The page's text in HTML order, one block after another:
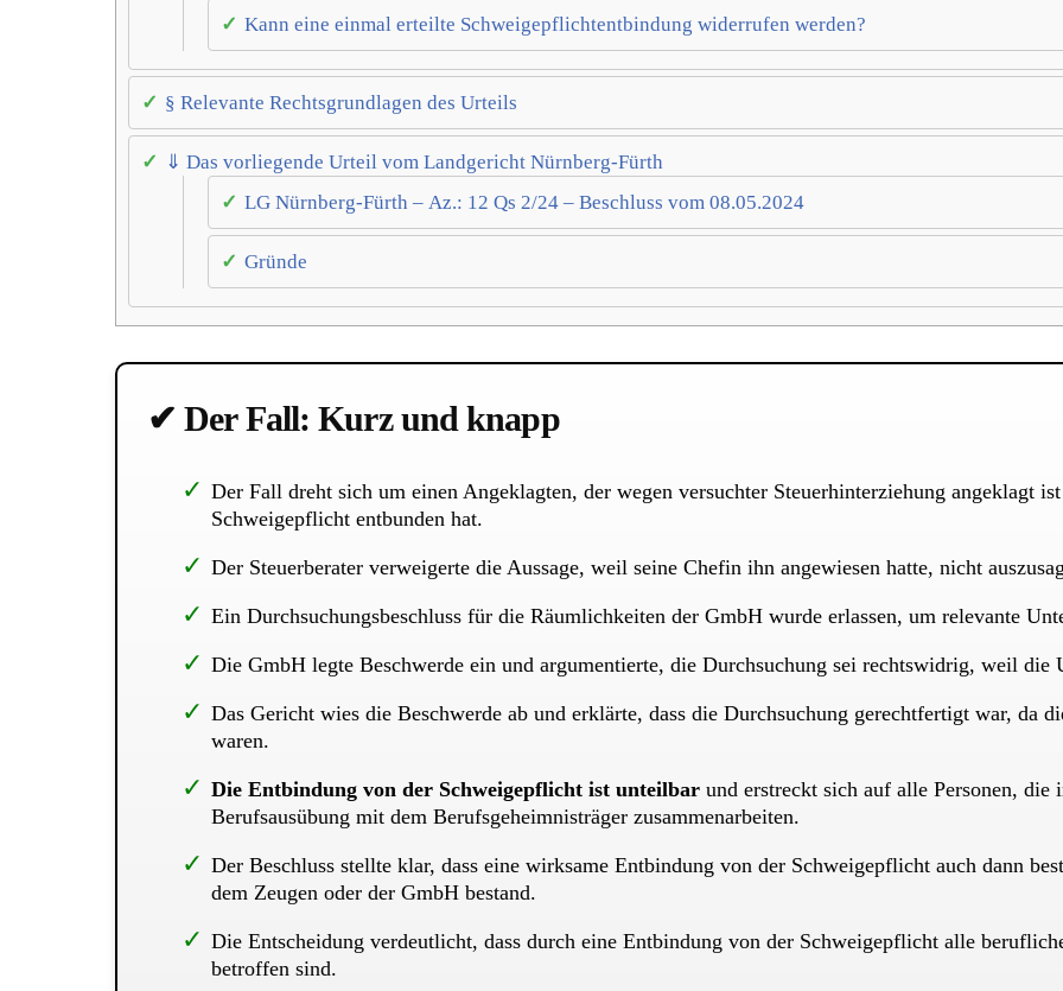
Kann eine einmal erteilte Schweigepflichtentbindung widerrufen werden?
§ Relevante Rechtsgrundlagen des Urteils
⇓ Das vorliegende Urteil vom Landgericht Nürnberg-Fürth
LG Nürnberg-Fürth – Az.: 12 Qs 2/24 – Beschluss vom 08.05.2024
Gründe
✔ Der Fall: Kurz und knapp
Der Fall dreht sich um einen Angeklagten, der wegen versuchter Steuerhinterziehung angeklagt
Schweigepflicht entbunden hat.
Der Steuerberater verweigerte die Aussage, weil seine Chefin ihn angewiesen hatte, nicht
Ein Durchsuchungsbeschluss für die Räumlichkeiten der GmbH wurde erlassen, um relevante
Die GmbH legte Beschwerde ein und argumentierte, die Durchsuchung sei rechtswidrig, weil die
Das Gericht wies die Beschwerde ab und erklärte, dass die Durchsuchung gerechtfertigt war, da
waren.
Die Entbindung von der Schweigepflicht ist unteilbarund erstreckt sich auf alle Personen, die
Berufsausübung mit dem Berufsgeheimnisträger zusammenarbeiten.
Der Beschluss stellte klar, dass eine wirksame Entbindung von der Schweigepflicht auch dann
dem Zeugen oder der GmbH bestand.
Die Entscheidung verdeutlicht, dass durch eine Entbindung von der Schweigepflicht alle
betroffen sind.